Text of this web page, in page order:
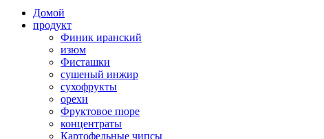
Домой
продукт
Финик иранский
изюм
Фисташки
сушеный инжир
сухофрукты
орехи
Фруктовое пюре
концентраты
Картофельные чипсы